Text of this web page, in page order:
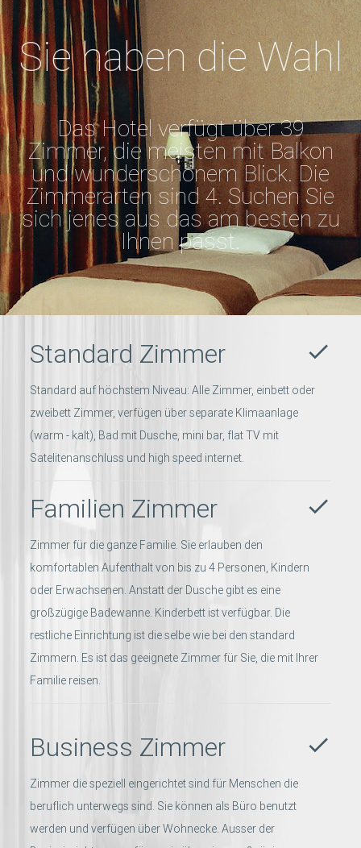
Sie haben die Wahl
Das Hotel verfügt über 39
Zimmer, die meisten mit Balkon
und wunderschönem Blick. Die
Zimmerarten sind 4. Suchen Sie
sich jenes aus das am besten zu
Ihnen passt.
done
Standard Zimmer
Standard auf höchstem Niveau: Alle Zimmer, einbett oder
zweibett Zimmer, verfügen über separate Klimaanlage
(warm - kalt), Bad mit Dusche, mini bar, flat TV mit
Satelitenanschluss und high speed internet.
done
Familien Zimmer
Zimmer für die ganze Familie. Sie erlauben den
komfortablen Aufenthalt von bis zu 4 Personen, Kindern
oder Erwachsenen. Anstatt der Dusche gibt es eine
großzügige Badewanne. Kinderbett ist verfügbar. Die
restliche Einrichtung ist die selbe wie bei den standard
Zimmern. Εs ist das geeignete Zimmer für Sie, die mit Ihrer
Familie reisen.
done
Business Zimmer
Zimmer die speziell eingerichtet sind für Menschen die
beruflich unterwegs sind. Sie können als Büro benutzt
werden und verfügen über Wohnecke. Ausser der